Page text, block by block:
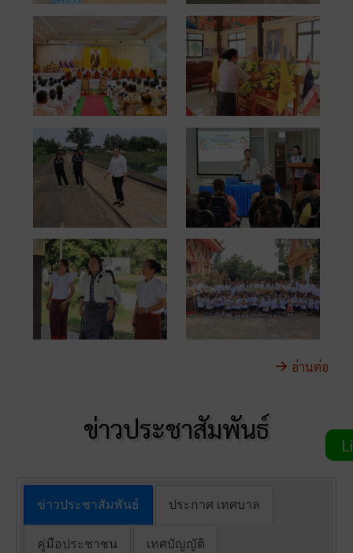
อ่านต่อ
ข่าวประชาสัมพันธ์
ข่าวประชาสัมพันธ์ ประกาศ เทศบาล
คู่มือประชาชน เทศบัญญัติ